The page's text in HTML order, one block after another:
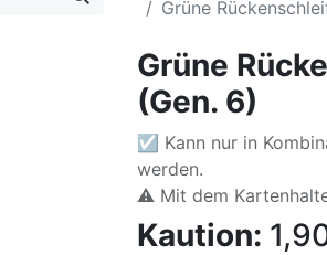
Grüne
Grüne
(Gen. 6)
☑ Kann nur in
werden.
⚠️ Mit dem
Kaution: